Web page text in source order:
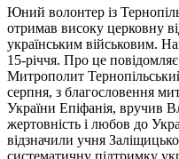
Юний волонтер із
отримав високу церковну
українським військовим.
15-річчя. Про це
Митрополит
серпня, з благословення
України Епіфанія, вручив
жертовність і любов до
відзначили учня